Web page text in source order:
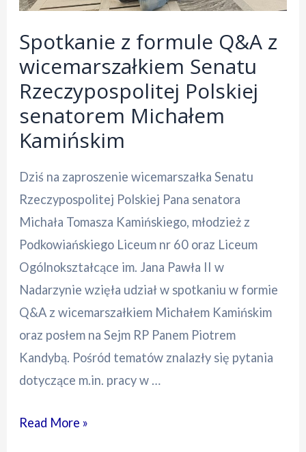
Spotkanie z formule Q&A z
wicemarszałkiem Senatu
Rzeczypospolitej Polskiej
senatorem Michałem
Kamińskim
Dziś na zaproszenie wicemarszałka Senatu
Rzeczypospolitej Polskiej Pana senatora
Michała Tomasza Kamińskiego, młodzież z
Podkowiańskiego Liceum nr 60 oraz Liceum
Ogólnokształcące im. Jana Pawła II w
Nadarzynie wzięła udział w spotkaniu w formie
Q&A z wicemarszałkiem Michałem Kamińskim
oraz posłem na Sejm RP Panem Piotrem
Kandybą. Pośród tematów znalazły się pytania
dotyczące m.in. pracy w …
Spotkanie
Read More »